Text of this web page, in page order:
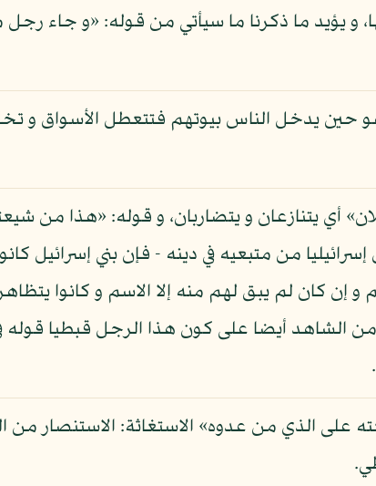
و يؤيد ما ذكرنا ما سيأتي من قوله: «و جاء
يدخل الناس بيوتهم فتتعطل الأسواق و
أي يتنازعان و يتضاربان، و قوله: «هذا من
من متبعيه في دينه - فإن بني إسرائيل
و إن كان لم يبق لهم منه إلا الاسم و كانوا
و من الشاهد أيضا على كون هذا الرجل قبطيا
على الذي من عدوه» الاستغاثة: الاستنصار من